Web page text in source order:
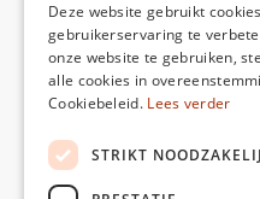
Deze website gebruikt
gebruikerservaring te
onze website te gebruiken,
alle cookies in
Cookiebeleid. Lees verder
STRIKT